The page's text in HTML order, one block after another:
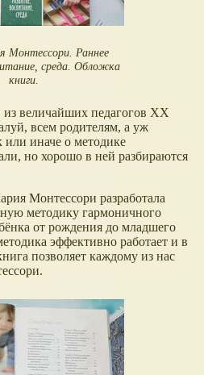
Монтессори. Раннее
среда. Обложка
книги.
величайших педагогов ХХ
всем родителям, а уж
или иначе о методике
но хорошо в ней разбираются
Монтессори разработала
методику гармоничного
от рождения до младшего
эффективно работает и в
позволяет каждому из нас